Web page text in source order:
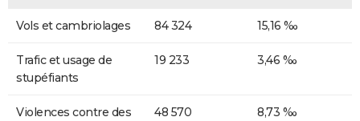
Vols et cambriolages 84 324 15,16 ‰
Trafic et usage de
stupéfiants
19 233 3,46 ‰
Violences contre des
48 570 8,73 ‰